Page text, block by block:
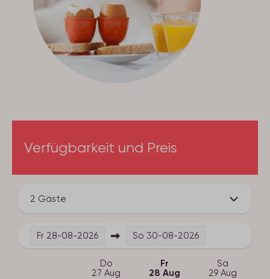
Verfügbarkeit und Preis
2 Gäste
Fr 28-08-2026 So 30-08-2026
Do
27 Aug
Fr
28 Aug
Sa
29 Aug